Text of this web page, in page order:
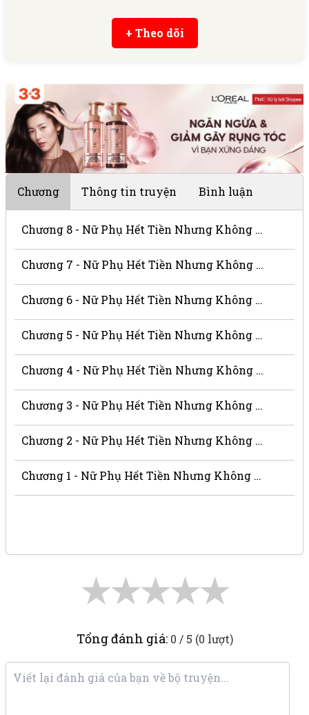
+ Theo dõi
Chương Thông tin truyện Bình luận
Chương 8 - Nữ Phụ Hết Tiền Nhưng Không Hết Não
Chương 7 - Nữ Phụ Hết Tiền Nhưng Không Hết Não
Chương 6 - Nữ Phụ Hết Tiền Nhưng Không Hết Não
Chương 5 - Nữ Phụ Hết Tiền Nhưng Không Hết Não
Chương 4 - Nữ Phụ Hết Tiền Nhưng Không Hết Não
Chương 3 - Nữ Phụ Hết Tiền Nhưng Không Hết Não
Chương 2 - Nữ Phụ Hết Tiền Nhưng Không Hết Não
Chương 1 - Nữ Phụ Hết Tiền Nhưng Không Hết Não
★
★
★
★
★
Tổng đánh giá: 0 / 5 (0 lượt)